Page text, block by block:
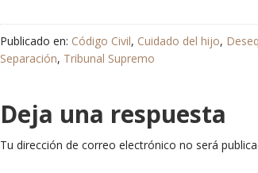
Publicado en: Código Civil, Cuidado del hijo,
Separación, Tribunal Supremo
Deja una respuesta
Tu dirección de correo electrónico no será